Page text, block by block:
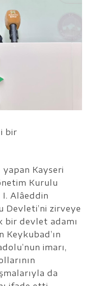
bir
yapan Kayseri
Kurulu
I. Alâeddin
Devleti’ni zirveye
bir devlet adamı
imarı,
da